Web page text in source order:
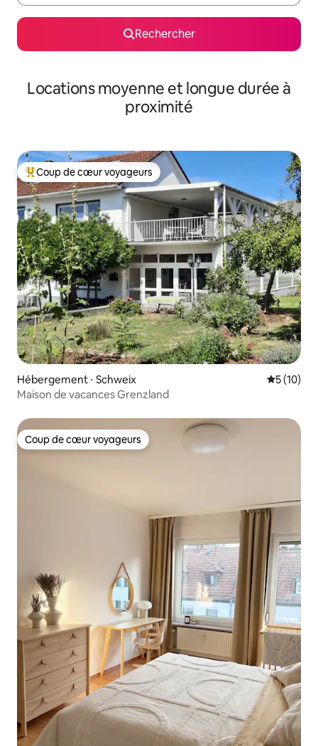
Rechercher
Locations moyenne et longue durée à
proximité
Coups de cœur voyageurs les plus appréciés
Coup de cœur voyageurs
Hébergement ⋅ Schweix
5 (10)
Maison de vacances Grenzland
Coup de cœur voyageurs
Coup de cœur voyageurs